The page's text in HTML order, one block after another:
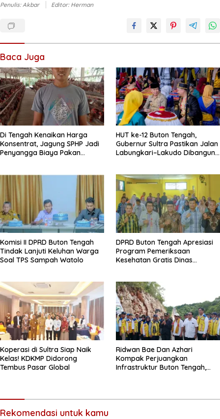
Penulis: Akbar Editor: Herman
Baca Juga
Di Tengah Kenaikan Harga
Konsentrat, Jagung SPHP Jadi
Penyangga Biaya Pakan
HUT ke-12 Buton Tengah,
Gubernur Sultra Pastikan Jalan
Labungkari–Lakudo Dibangun
Komisi II DPRD Buton Tengah
Tindak Lanjuti Keluhan Warga
Soal TPS Sampah Watolo
DPRD Buton Tengah Apresiasi
Program Pemeriksaan
Kesehatan Gratis Dinas
Koperasi di Sultra Siap Naik
Kelas! KDKMP Didorong
Tembus Pasar Global
Ridwan Bae Dan Azhari
Kompak Perjuangkan
Infrastruktur Buton Tengah,
Rekomendasi untuk kamu